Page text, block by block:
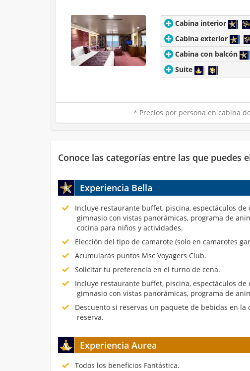
Cabina interior
Cabina exterior
Cabina con balcón
Suite
* Precios por persona en cabina
Conoce las categorías entre las que puedes
Experiencia Bella
Incluye restaurante buffet, piscina, espectáculos de
gimnasio con vistas panorámicas, programa de
cocina para niños y actividades.
Elección del tipo de camarote (solo en camarotes
Acumularás puntos Msc Voyagers Club.
Solicitar tu preferencia en el turno de cena.
Incluye restaurante buffet, piscina, espectáculos de
gimnasio con vistas panorámicas, programa de
Descuento si reservas un paquete de bebidas en la
reserva.
Experiencia Aurea
Todos los beneficios Fantástica.